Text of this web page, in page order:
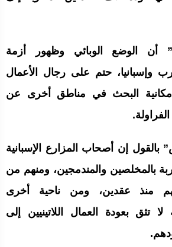
أن الوضع الوبائي وظهور أزمة
وإسبانيا، حتم على رجال الأعمال
إمكانية البحث في مناطق أخرى عن
بالقول إن أصحاب المزارع الإسبانية
بالمخلصين والمندمجين، ومنهم من
منذ عقدين، ومن ناحية أخرى
لا تثق بعودة العمال اللاتينيين إلى